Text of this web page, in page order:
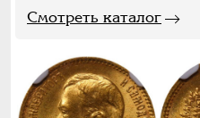
Смотреть каталог